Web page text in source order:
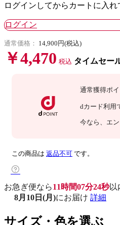
ログインしてからカートに入れ
ログイン
通常価格： 14,900円(税込)
￥4,470 税込 タイムセー
通常獲得ポイ
dカード利用
今なら 、エ
この商品は 返品不可 です。
お急ぎ便なら11時間07分23秒以
8月10日(月)にお届け 詳細
サイズ・色を選ぶ